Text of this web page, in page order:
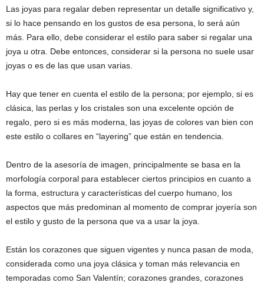
Las joyas para regalar deben representar un detalle significativo y,
si lo hace pensando en los gustos de esa persona, lo será aún
más. Para ello, debe considerar el estilo para saber si regalar una
joya u otra. Debe entonces, considerar si la persona no suele usar
joyas o es de las que usan varias.
Hay que tener en cuenta el estilo de la persona; por ejemplo, si es
clásica, las perlas y los cristales son una excelente opción de
regalo, pero si es más moderna, las joyas de colores van bien con
este estilo o collares en “layering” que están en tendencia.
Dentro de la asesoría de imagen, principalmente se basa en la
morfología corporal para establecer ciertos principios en cuanto a
la forma, estructura y características del cuerpo humano, los
aspectos que más predominan al momento de comprar joyería son
el estilo y gusto de la persona que va a usar la joya.
Están los corazones que siguen vigentes y nunca pasan de moda,
considerada como una joya clásica y toman más relevancia en
temporadas como San Valentín; corazones grandes, corazones